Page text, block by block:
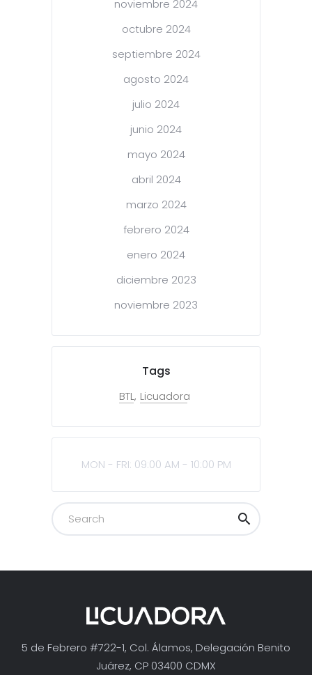
noviembre 2024
octubre 2024
septiembre 2024
agosto 2024
julio 2024
junio 2024
mayo 2024
abril 2024
marzo 2024
febrero 2024
enero 2024
diciembre 2023
noviembre 2023
Tags
BTL Licuadora
MON - FRI: 09:00 AM - 10:00 PM
5 de Febrero #722-1, Col. Álamos, Delegación Benito
Juárez, CP 03400 CDMX